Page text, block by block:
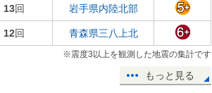
13回 岩手県内陸北部
12回 青森県三八上北
※震度3以上を観測した地震の集計です
もっと見る